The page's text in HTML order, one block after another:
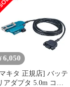
6,050
キタ 正規店] バッテ
アダプタ 5.0m コネ